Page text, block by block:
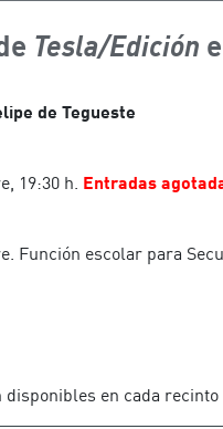
Ayudantía de
Tesla/Edición
de Tegueste
19:30 h. Entradas
Función escolar para
disponibles en cada